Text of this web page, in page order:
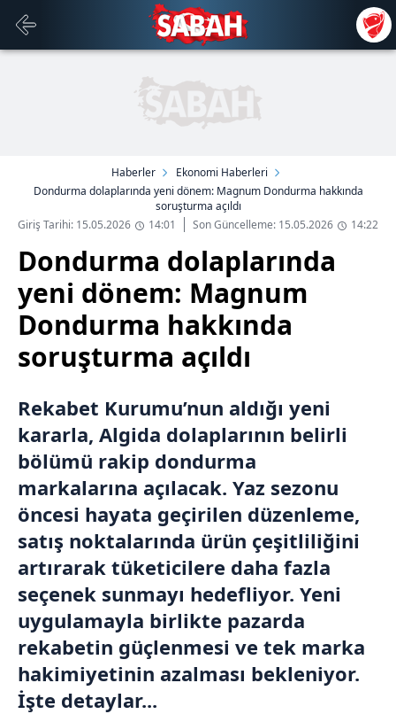
Haberler
Ekonomi Haberleri
Dondurma dolaplarında yeni dönem: Magnum Dondurma hakkında
soruşturma açıldı
Giriş Tarihi: 15.05.2026
14:01 Son Güncelleme: 15.05.2026 14:22
Dondurma dolaplarında
yeni dönem: Magnum
Dondurma hakkında
soruşturma açıldı
Rekabet Kurumu’nun aldığı yeni
kararla, Algida dolaplarının belirli
bölümü rakip dondurma
markalarına açılacak. Yaz sezonu
öncesi hayata geçirilen düzenleme,
satış noktalarında ürün çeşitliliğini
artırarak tüketicilere daha fazla
seçenek sunmayı hedefliyor. Yeni
uygulamayla birlikte pazarda
rekabetin güçlenmesi ve tek marka
hakimiyetinin azalması bekleniyor.
İşte detaylar...